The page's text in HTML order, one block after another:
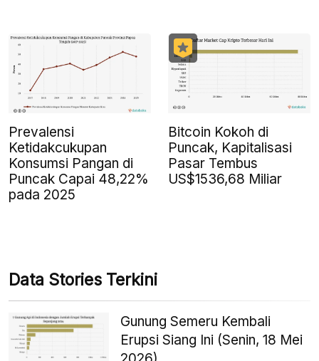
Prevalensi
Ketidakcukupan
Konsumsi Pangan di
Puncak Capai 48,22%
pada 2025
Bitcoin Kokoh di
Puncak, Kapitalisasi
Pasar Tembus
US$1536,68 Miliar
Data Stories Terkini
Gunung Semeru Kembali
Erupsi Siang Ini (Senin, 18 Mei